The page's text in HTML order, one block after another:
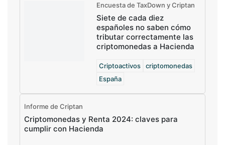
Encuesta de TaxDown y Criptan
Siete de cada diez
españoles no saben cómo
tributar correctamente las
criptomonedas a Hacienda
Criptoactivos
criptomonedas
España
Informe de Criptan
Criptomonedas y Renta 2024: claves para
cumplir con Hacienda